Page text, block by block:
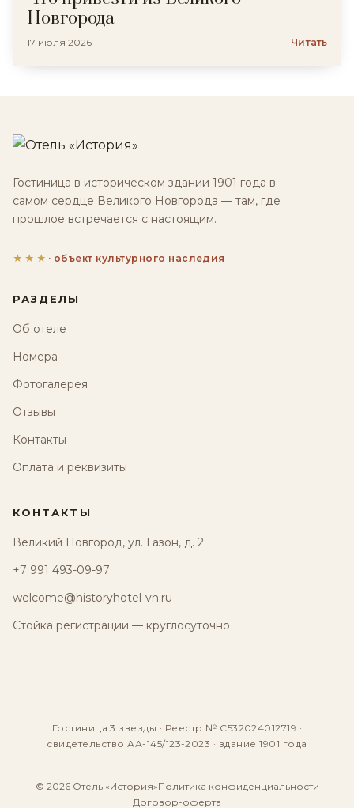
Новгорода
17 июля 2026 Читать
Гостиница в историческом здании 1901 года в
самом сердце Великого Новгорода — там, где
прошлое встречается с настоящим.
★★★ · объект культурного наследия
РАЗДЕЛЫ
Об отеле
Номера
Фотогалерея
Отзывы
Контакты
Оплата и реквизиты
КОНТАКТЫ
Великий Новгород, ул. Газон, д. 2
+7 991 493-09-97
welcome@historyhotel-vn.ru
Стойка регистрации — круглосуточно
Гостиница 3 звезды · Реестр № С532024012719 ·
свидетельство АА-145/123-2023 · здание 1901 года
© 2026 Отель «История»Политика конфиденциальности
Договор-оферта